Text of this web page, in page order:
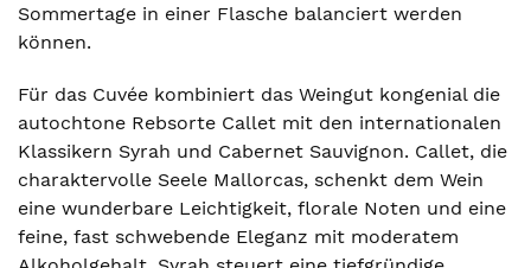
Sommertage in einer Flasche balanciert werden
können.
Für das Cuvée kombiniert das Weingut kongenial die
autochtone Rebsorte Callet mit den internationalen
Klassikern Syrah und Cabernet Sauvignon. Callet, die
charaktervolle Seele Mallorcas, schenkt dem Wein
eine wunderbare Leichtigkeit, florale Noten und eine
feine, fast schwebende Eleganz mit moderatem